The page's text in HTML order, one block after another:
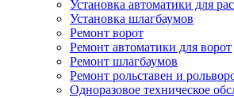
Установка автоматики для
Установка шлагбаумов
Ремонт ворот
Ремонт автоматики для ворот
Ремонт шлагбаумов
Ремонт рольставен и
Одноразовое техническое